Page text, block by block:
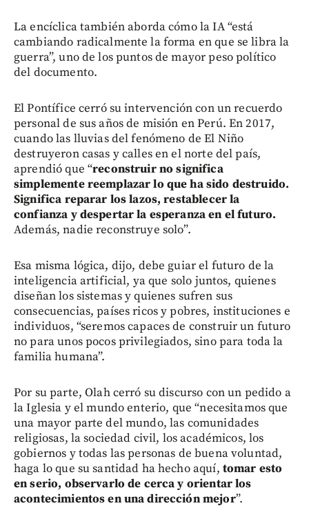
La encíclica también aborda cómo la IA “está
cambiando radicalmente la forma en que se libra la
guerra”, uno de los puntos de mayor peso político
del documento.
El Pontífice cerró su intervención con un recuerdo
personal de sus años de misión en Perú. En 2017,
cuando las lluvias del fenómeno de El Niño
destruyeron casas y calles en el norte del país,
aprendió que “reconstruir no significa
simplemente reemplazar lo que ha sido destruido.
Significa reparar los lazos, restablecer la
confianza y despertar la esperanza en el futuro.
Además, nadie reconstruye solo”.
Esa misma lógica, dijo, debe guiar el futuro de la
inteligencia artificial, ya que solo juntos, quienes
diseñan los sistemas y quienes sufren sus
consecuencias, países ricos y pobres, instituciones e
individuos, “seremos capaces de construir un futuro
no para unos pocos privilegiados, sino para toda la
familia humana”.
Por su parte, Olah cerró su discurso con un pedido a
la Iglesia y el mundo enterio, que “necesitamos que
una mayor parte del mundo, las comunidades
religiosas, la sociedad civil, los académicos, los
gobiernos y todas las personas de buena voluntad,
haga lo que su santidad ha hecho aquí, tomar esto
en serio, observarlo de cerca y orientar los
acontecimientos en una dirección mejor”.